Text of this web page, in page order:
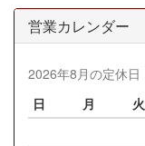
営業カレンダー
2026年8月の定休日
日
月 火